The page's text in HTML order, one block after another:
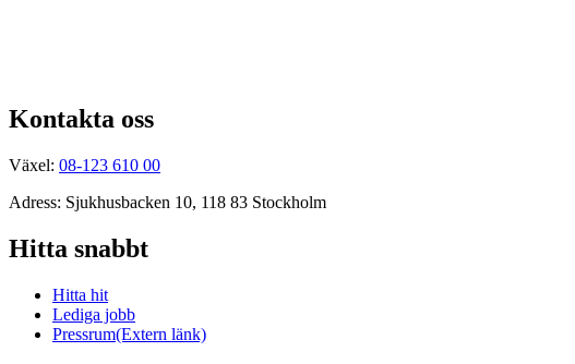
Kontakta oss
Växel: 08-123 610 00
Adress: Sjukhusbacken 10, 118 83 Stockholm
Hitta snabbt
Hitta hit
Lediga jobb
Pressrum(Extern länk)